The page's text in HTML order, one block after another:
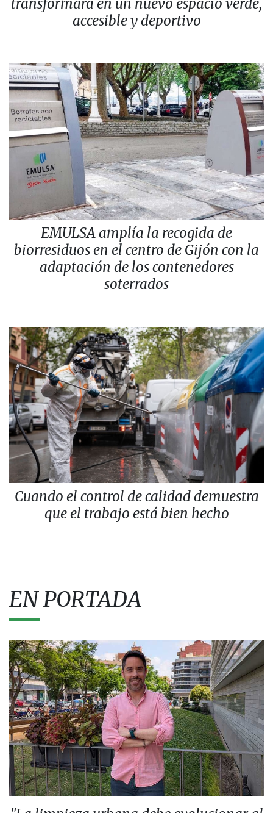
transformará en un nuevo espacio verde,
accesible y deportivo
EMULSA amplía la recogida de
biorresiduos en el centro de Gijón con la
adaptación de los contenedores
soterrados
Cuando el control de calidad demuestra
que el trabajo está bien hecho
EN PORTADA